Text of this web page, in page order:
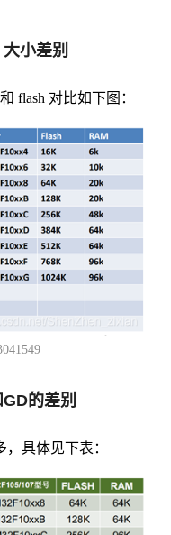
小差别
flash 对比如下图：
的差别
具体见下表：